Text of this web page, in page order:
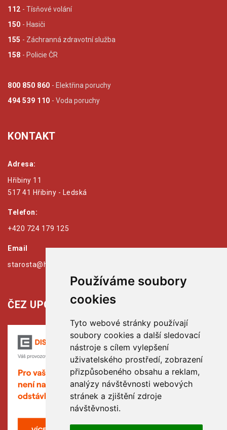
Používáme soubory
cookies
Tyto webové stránky používají
soubory cookies a další sledovací
nástroje s cílem vylepšení
uživatelského prostředí, zobrazení
přizpůsobeného obsahu a reklam,
analýzy návštěvnosti webových
stránek a zjištění zdroje
návštěvnosti.
112 - Tísňové volání
150 - Hasiči
155 - Záchranná zdravotní služba
158 - Policie ČR
800 850 860 - Elektřina poruchy
494 539 110 - Voda poruchy
KONTAKT
Adresa:
Hřibiny 11
517 41 Hřibiny - Ledská
Telefon:
+420 724 179 125
Email
starosta@hribiny-ledska.cz
ČEZ UPOZORŇUJE: